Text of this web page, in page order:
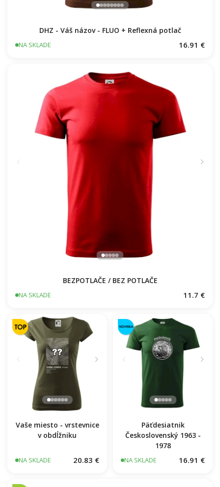
DHZ - Váš názov - FLUO + Reflexná potlač
NA SKLADE 16.91 €
BEZPOTLAČE / BEZ POTLAČE
NA SKLADE 11.7 €
Vaše miesto - vrstevnice
v obdĺžniku
NA SKLADE 20.83 €
Päťdesiatnik
Československý 1963 -
1978
NA SKLADE 16.91 €